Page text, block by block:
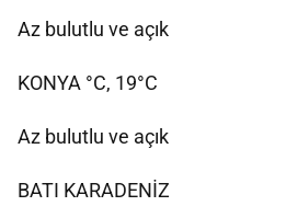
Az bulutlu ve açık
KONYA °C, 19°C
Az bulutlu ve açık
BATI KARADENİZ